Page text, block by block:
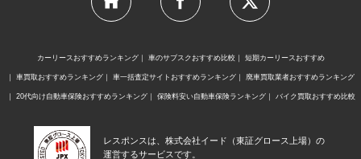
カーリースおすすめランキング 車のサブスクおすすめ比較 短期カーリースおすすめ
車買取おすすめランキング 車一括査定サイトおすすめランキング 廃車買取業者おすすめランキング
20代向け自動車保険おすすめランキング 保険料安い自動車保険ランキング バイク買取おすすめ比較
レスポンスは、株式会社イード（東証グロース上場）の
運営するサービスです。